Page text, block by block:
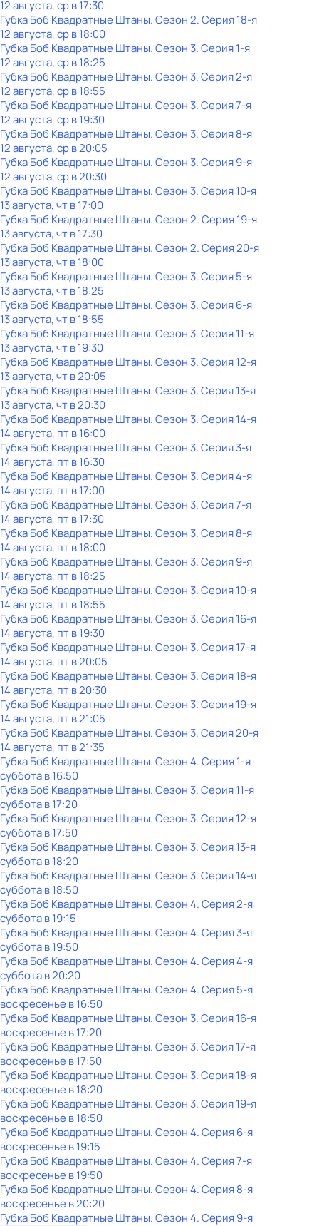
12 августа, ср в 17:30
Губка Боб Квадратные Штаны. Сезон 2. Серия 18-я
12 августа, ср в 18:00
Губка Боб Квадратные Штаны. Сезон 3. Серия 1-я
12 августа, ср в 18:25
Губка Боб Квадратные Штаны. Сезон 3. Серия 2-я
12 августа, ср в 18:55
Губка Боб Квадратные Штаны. Сезон 3. Серия 7-я
12 августа, ср в 19:30
Губка Боб Квадратные Штаны. Сезон 3. Серия 8-я
12 августа, ср в 20:05
Губка Боб Квадратные Штаны. Сезон 3. Серия 9-я
12 августа, ср в 20:30
Губка Боб Квадратные Штаны. Сезон 3. Серия 10-я
13 августа, чт в 17:00
Губка Боб Квадратные Штаны. Сезон 2. Серия 19-я
13 августа, чт в 17:30
Губка Боб Квадратные Штаны. Сезон 2. Серия 20-я
13 августа, чт в 18:00
Губка Боб Квадратные Штаны. Сезон 3. Серия 5-я
13 августа, чт в 18:25
Губка Боб Квадратные Штаны. Сезон 3. Серия 6-я
13 августа, чт в 18:55
Губка Боб Квадратные Штаны. Сезон 3. Серия 11-я
13 августа, чт в 19:30
Губка Боб Квадратные Штаны. Сезон 3. Серия 12-я
13 августа, чт в 20:05
Губка Боб Квадратные Штаны. Сезон 3. Серия 13-я
13 августа, чт в 20:30
Губка Боб Квадратные Штаны. Сезон 3. Серия 14-я
14 августа, пт в 16:00
Губка Боб Квадратные Штаны. Сезон 3. Серия 3-я
14 августа, пт в 16:30
Губка Боб Квадратные Штаны. Сезон 3. Серия 4-я
14 августа, пт в 17:00
Губка Боб Квадратные Штаны. Сезон 3. Серия 7-я
14 августа, пт в 17:30
Губка Боб Квадратные Штаны. Сезон 3. Серия 8-я
14 августа, пт в 18:00
Губка Боб Квадратные Штаны. Сезон 3. Серия 9-я
14 августа, пт в 18:25
Губка Боб Квадратные Штаны. Сезон 3. Серия 10-я
14 августа, пт в 18:55
Губка Боб Квадратные Штаны. Сезон 3. Серия 16-я
14 августа, пт в 19:30
Губка Боб Квадратные Штаны. Сезон 3. Серия 17-я
14 августа, пт в 20:05
Губка Боб Квадратные Штаны. Сезон 3. Серия 18-я
14 августа, пт в 20:30
Губка Боб Квадратные Штаны. Сезон 3. Серия 19-я
14 августа, пт в 21:05
Губка Боб Квадратные Штаны. Сезон 3. Серия 20-я
14 августа, пт в 21:35
Губка Боб Квадратные Штаны. Сезон 4. Серия 1-я
субботав16:50
Губка Боб Квадратные Штаны. Сезон 3. Серия 11-я
субботав17:20
Губка Боб Квадратные Штаны. Сезон 3. Серия 12-я
субботав17:50
Губка Боб Квадратные Штаны. Сезон 3. Серия 13-я
субботав18:20
Губка Боб Квадратные Штаны. Сезон 3. Серия 14-я
субботав18:50
Губка Боб Квадратные Штаны. Сезон 4. Серия 2-я
субботав19:15
Губка Боб Квадратные Штаны. Сезон 4. Серия 3-я
субботав19:50
Губка Боб Квадратные Штаны. Сезон 4. Серия 4-я
субботав20:20
Губка Боб Квадратные Штаны. Сезон 4. Серия 5-я
воскресенье в16:50
Губка Боб Квадратные Штаны. Сезон 3. Серия 16-я
воскресенье в17:20
Губка Боб Квадратные Штаны. Сезон 3. Серия 17-я
воскресенье в17:50
Губка Боб Квадратные Штаны. Сезон 3. Серия 18-я
воскресенье в18:20
Губка Боб Квадратные Штаны. Сезон 3. Серия 19-я
воскресенье в18:50
Губка Боб Квадратные Штаны. Сезон 4. Серия 6-я
воскресенье в19:15
Губка Боб Квадратные Штаны. Сезон 4. Серия 7-я
воскресенье в19:50
Губка Боб Квадратные Штаны. Сезон 4. Серия 8-я
воскресенье в20:20
Губка Боб Квадратные Штаны. Сезон 4. Серия 9-я